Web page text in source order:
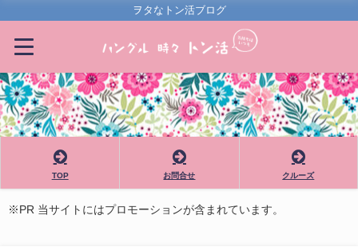
ヲタなトン活ブログ
TOP お問合せ クルーズ
※PR 当サイトにはプロモーションが含まれています。